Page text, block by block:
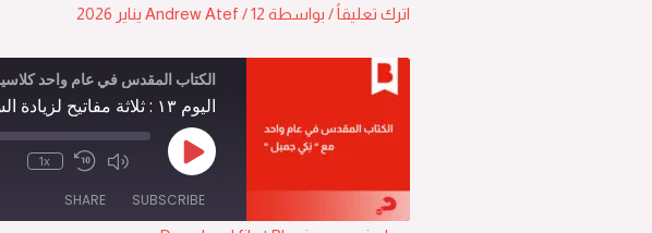
اترك تعليقاً/ بواسطة Andrew Atef /12 يناير 2026
الكتاب المقدس في عام واحد
اليوم ١٣ : ثلاثة مفاتيح لزيادة السرعة
Play
Episode
1x
SUBSCRIBE
SHARE